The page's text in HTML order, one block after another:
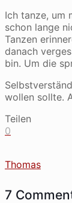
Ich tanze, um
schon lange
Tanzen
danach
bin. Um die
wollen sollte.
Teilen
0
Thomas
7